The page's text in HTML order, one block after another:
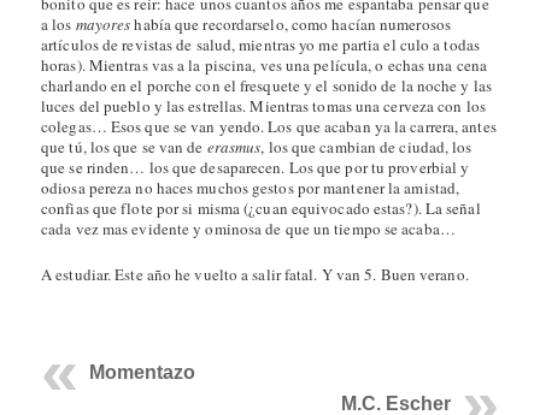
a los mayoreshabía que recordarselo, como hacían numerosos
artículos de revistas de salud, mientras yo me partia el culo a todas
horas). Mientras vas a la piscina, ves una película, o echas una cena
charlando en el porche con el fresquete y el sonido de la noche y las
luces del pueblo y las estrellas. Mientras tomas una cerveza con los
colegas… Esos que se van yendo. Los que acaban ya la carrera, antes
que tú, los que se van de erasmus, los que cambian de ciudad, los
que se rinden… los que desaparecen. Los que por tu proverbial y
odiosa pereza no haces muchos gestos por mantener la amistad,
confias que flote por si misma (¿cuan equivocado estas?). La señal
cada vez mas evidente y ominosa de que un tiempo se acaba…
A estudiar. Este año he vuelto a salir fatal. Y van 5. Buen verano.
Momentazo
M.C. Escher